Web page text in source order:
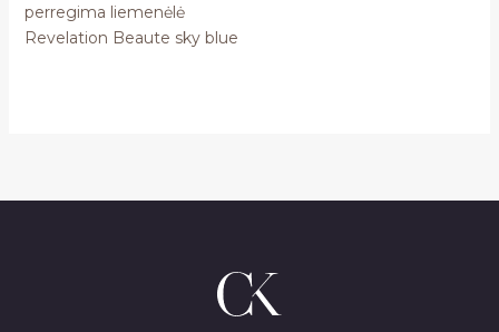
perregima liemenėlė
Revelation Beaute sky blue